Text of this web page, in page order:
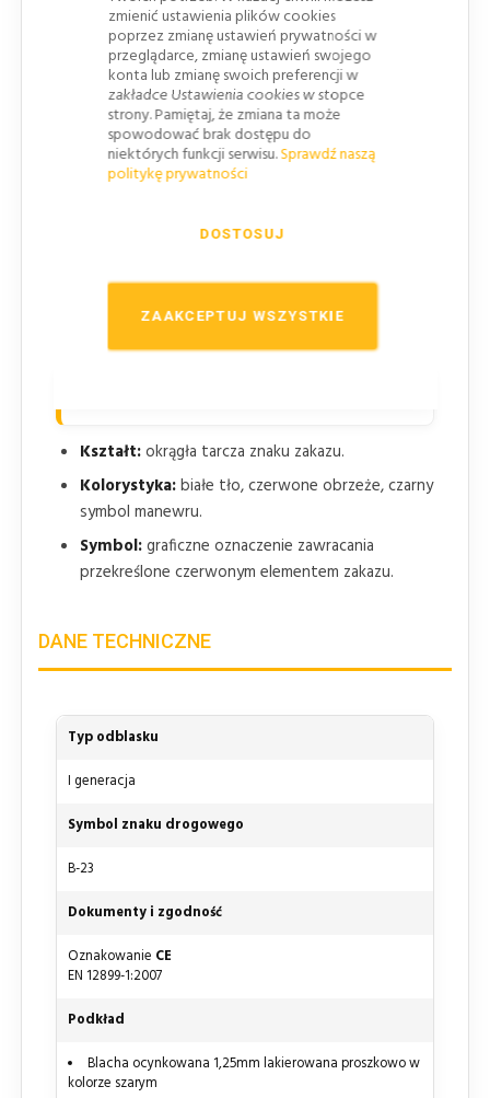
zmienić ustawienia plików cookies
poprzez zmianę ustawień prywatności w
przeglądarce, zmianę ustawień swojego
konta lub zmianę swoich preferencji w
zakładce Ustawienia cookies w stopce
strony. Pamiętaj, że zmiana ta może
spowodować brak dostępu do
niektórych funkcji serwisu.Sprawdź naszą
politykę prywatności
ZAAKCEPTUJ WSZYSTKIE
DOSTOSUJ
B-24 „koniec zakazu zawracania”
zawracania przed skrzyżowaniem, jeżeli odcinek
objęty zakazem kończy się wcześniej.
P-8c „strzałka kierunkowa do zawracania”
wskazuje pas przeznaczony tylko do zawracania,
o ile organizacja ruchu nie stanowi inaczej.
Zastosowanie tabliczek lub dodatkowych
znaków zależy od zatwierdzonego projektu
Kształt:okrągła tarcza znaku zakazu.
Kolorystyka:białe tło, czerwone obrzeże, czarny
symbol manewru.
Symbol:graficzne oznaczenie zawracania
przekreślone czerwonym elementem zakazu.
DANE TECHNICZNE
Typ odblasku
I generacja
Symbol znaku drogowego
B-23
Dokumenty i zgodność
Oznakowanie CE
EN 12899-1:2007
Podkład
Blacha ocynkowana 1,25mm lakierowana proszkowo w
kolorze szarym